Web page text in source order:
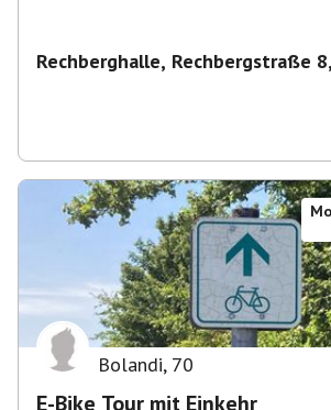
Rechberghalle, Rechbergstraße
Bolandi, 70
E-Bike Tour mit Einkehr